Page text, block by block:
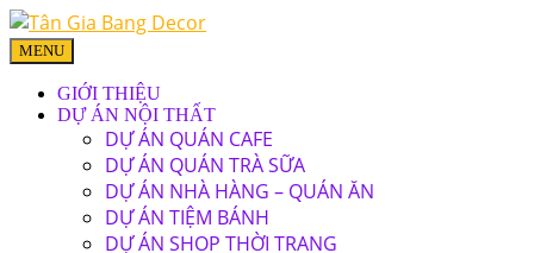
MENU
GIỚI THIỆU
DỰ ÁN NỘI THẤT
DỰ ÁN QUÁN CAFE
DỰ ÁN QUÁN TRÀ SỮA
DỰ ÁN NHÀ HÀNG – QUÁN ĂN
DỰ ÁN TIỆM BÁNH
DỰ ÁN SHOP THỜI TRANG